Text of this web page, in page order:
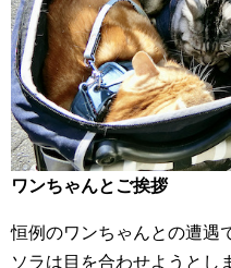
ワンちゃんとご挨拶
恒例のワンちゃんとの遭遇
ソラは目を合わせようとし